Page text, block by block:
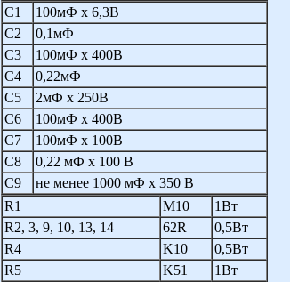
С1
100мФ х 6,3В
С2
0,1мФ
С3
100мФ х 400В
С4
0,22мФ
С5
2мФ х 250В
С6
100мФ х 400В
С7
100мФ х 100В
С8
0,22 мФ х 100 В
С9
не менее 1000 мФ х 350 В
R1
M10
1Вт
R2, 3, 9, 10, 13, 14
62R
0,5Вт
R4
K10
0,5Вт
R5
K51
1Вт